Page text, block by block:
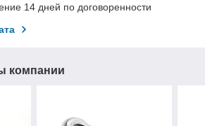
14 дней по договоренности
компании